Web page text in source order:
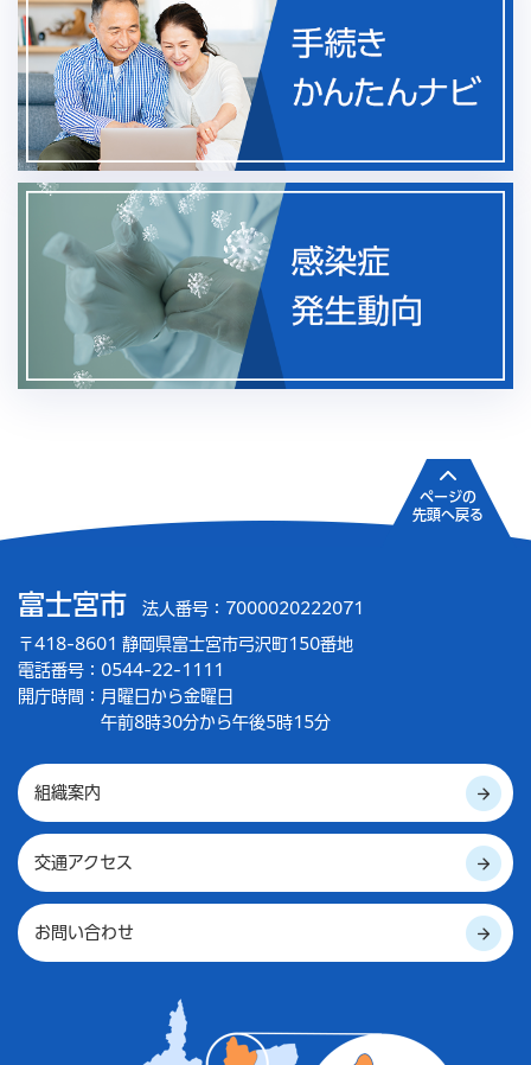
富士宮市 法人番号：7000020222071
〒418-8601 静岡県富士宮市弓沢町150番地
電話番号：0544-22-1111
開庁時間： 月曜日から金曜日
午前8時30分から午後5時15分
組織案内
交通アクセス
お問い合わせ
ページの
先頭へ戻る